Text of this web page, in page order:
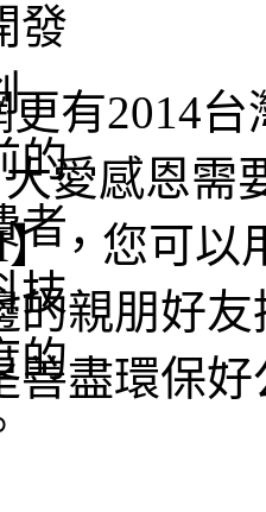
有2014
愛感恩需
，您可以
的親朋好
善盡環保好